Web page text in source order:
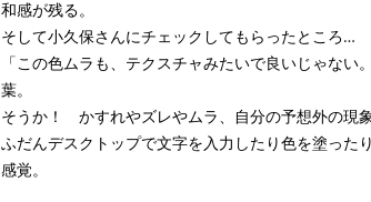
和感が残る。
そして小久保さんにチェックしてもらったところ…
「この色ムラも、テクスチャみたいで良いじゃな
葉。
そうか！ かすれやズレやムラ、自分の予想外の現
ふだんデスクトップで文字を入力したり色を塗った
感覚。